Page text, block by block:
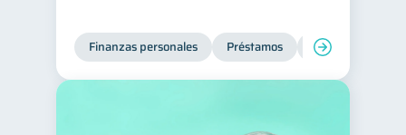
Finanzas personales Préstamos Productos